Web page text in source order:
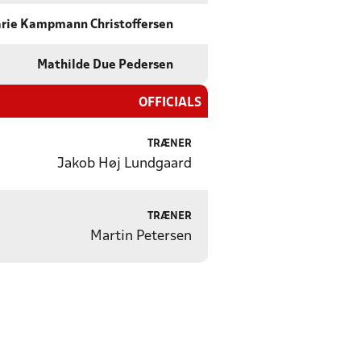
Kampmann Christoffersen
Mathilde Due Pedersen
OFFICIALS
TRÆNER
Jakob Høj Lundgaard
TRÆNER
Martin Petersen